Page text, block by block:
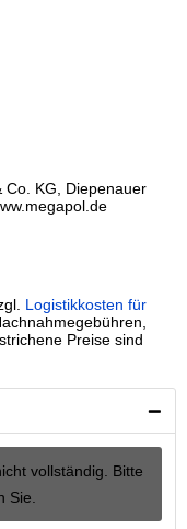
Co. KG, Diepenauer
Logistikkosten für
Preise sind
vollständig. Bitte
Sie.